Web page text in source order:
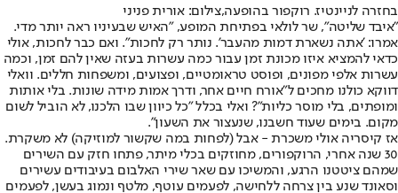
בחזרה לניינטיז. רוקפור בהופעה,צילום: אורית פניני
"איבד שליטה", שר לולאי בפתיחת המופע, "האיש שבעיניו ראה יותר מדי.
אמרו: 'אתה נשארת דמות מהעבר'. נותר רק לחכות". ואם כבר לחכות, אולי
כדאי להמציא איזו מכונת זמן עבור כמה עשרות בעזה שאין להם זמן, וכמה
עשרות אלפי מפונים, ופוסט טראומטיים, ופצועים, ומשפחות חללים. וואלי
דווקא כולנו מחכים ל"אורח חיים אחר, ודרך אמות מידה שונות. בלי אותות
ומופתים, בלי מוסר כליות"? ואלי בכלל "כל כיוון שבו הלכנו, לא הוביל לשום
מקום. בימים שעוד חשבנו, שנעצור את השעון".
אז קיסריה אולי משכרת - אבל (לפחות במה שקשור למוזיקה) לא משקרת.
30 שנה אחרי, הרוקפורים, מחוזקים בכלי מיתר, פתחו חזק עם השירים
שמהם ציטטנו הרגע, והמשיכו עם שאר שירי האלבום בעיבודים עשירים
וסאונד שנע בין צרחה ללחישה, לפעמים עוטף, מלטף ונמוג בעשן, לפעמים